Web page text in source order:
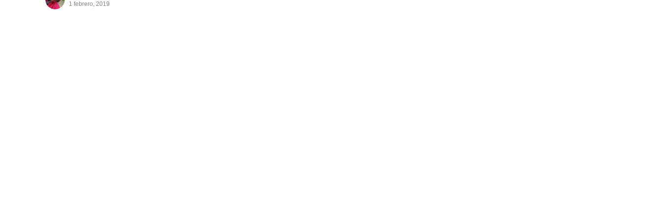
1 febrero, 2019